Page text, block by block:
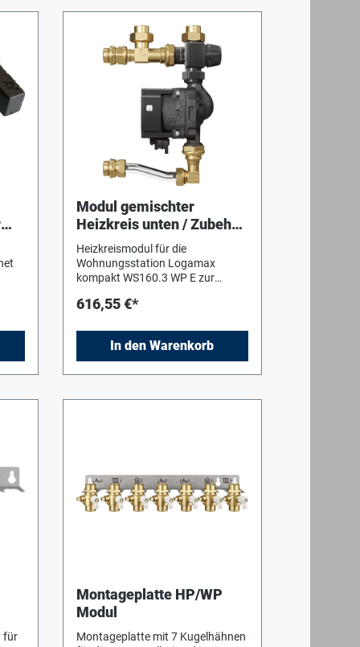
Modul gemischter
Heizkreis unten / Zubehör
für WS160 WP E
Heizkreismodul für die
Wohnungsstation Logamax
kompakt WS160.3 WP E zur
Heizkreises. Montage unten,
einstellbarem Mischventil
(Vorlauftemperatur 20-55 C),
Hocheffizienzpumpe, Rohre aus
616,55 €*
In den Warenkorb
für
Montageplatte HP/WP
Modul
Montageplatte mit 7 Kugelhähnen